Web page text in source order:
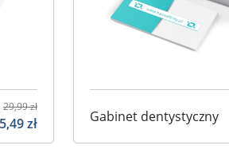
29,99zł
zł Gabinet dentystyczny